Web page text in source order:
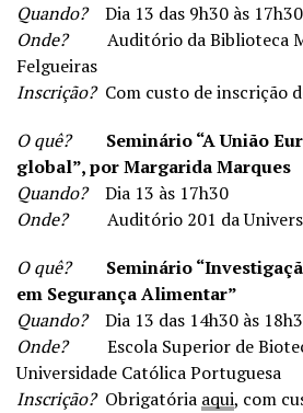
Quando?Dia 13 das 9h30 às 17h30
Onde?Auditório da Biblioteca
Felgueiras
Inscrição?Com custo de inscrição
O quê?
Seminário “A União
global”, por Margarida Marques
Quando?Dia 13 às 17h30
Onde?Auditório 201 da
O quê?
Seminário
em Segurança Alimentar”
Quando?Dia 13 das 14h30 às
Onde?Escola Superior de
Universidade Católica Portuguesa
Inscrição?Obrigatória aqui, com